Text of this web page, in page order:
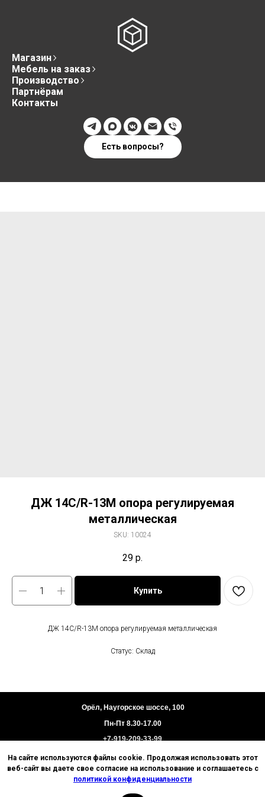
Магазин
Мебель на заказ
Производство
Партнёрам
Контакты
Есть вопросы?
ДЖ 14С/R-13M опора регулируемая
металлическая
SKU: 10024
29 р.
Купить
ДЖ 14С/R-13M опора регулируемая металлическая
Статус: Склад
На сайте используются файлы cookie. Продолжая использовать этот
веб-сайт вы даете свое согласие на использование и соглашаетесь с
политикой конфиденциальности
Политика конфиденциальности
Пользовательское соглашение
Орёл, Наугорское шоссе, 100
Пн-Пт 8.30-17.00
+7-919-209-33-99